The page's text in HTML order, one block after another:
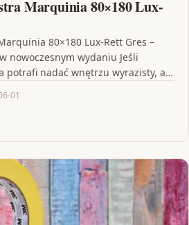
Marquinia 80×180 Lux-
80×180 Lux-Rett Gres –
nowoczesnym wydaniu Jeśli
potrafi nadać wnętrzu wyrazisty, a
01